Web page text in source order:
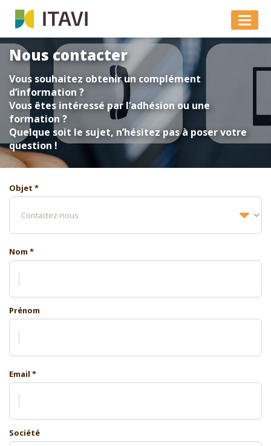
Nous contacter
Vous souhaitez obtenir un complément
d’information ?
Vous êtes intéressé par l’adhésion ou une
formation ?
Quelque soit le sujet, n’hésitez pas à poser votre
question !
Objet *
Nom *
Prénom
Email *
Société